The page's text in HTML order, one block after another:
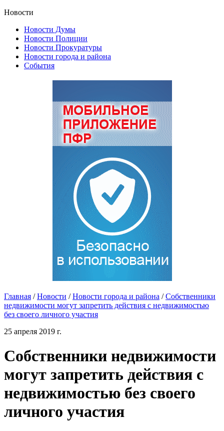
Новости
Новости Думы
Новости Полиции
Новости Прокуратуры
Новости города и района
События
Главная / Новости / Новости города и района / Собственники
недвижимости могут запретить действия с недвижимостью
без своего личного участия
25 апреля 2019 г.
Собственники недвижимости
могут запретить действия с
недвижимостью без своего
личного участия